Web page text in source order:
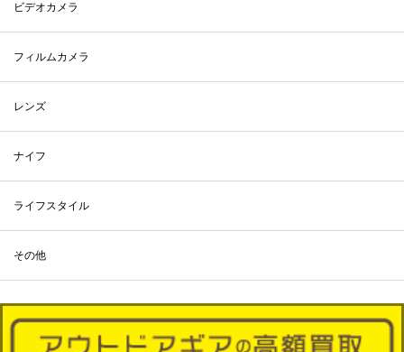
ビデオカメラ
フィルムカメラ
レンズ
ナイフ
ライフスタイル
その他